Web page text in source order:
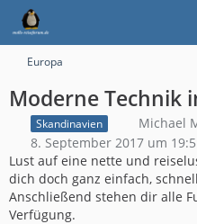
Europa
Moderne Technik
Skandinavien
Michael
8. September 2017 um
Lust auf eine nette und
dich doch ganz einfach,
Anschließend stehen dir alle
Verfügung.